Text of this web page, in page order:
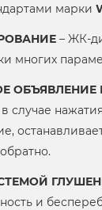
марки
– ЖК-
многих
ОБЪЯВЛЕНИЕ
случае
и